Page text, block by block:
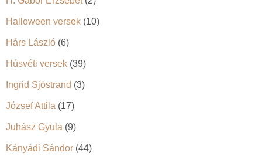
Halloween versek (10)
Hárs László (6)
Húsvéti versek (39)
Ingrid Sjöstrand (3)
József Attila (17)
Juhász Gyula (9)
Kányádi Sándor (44)